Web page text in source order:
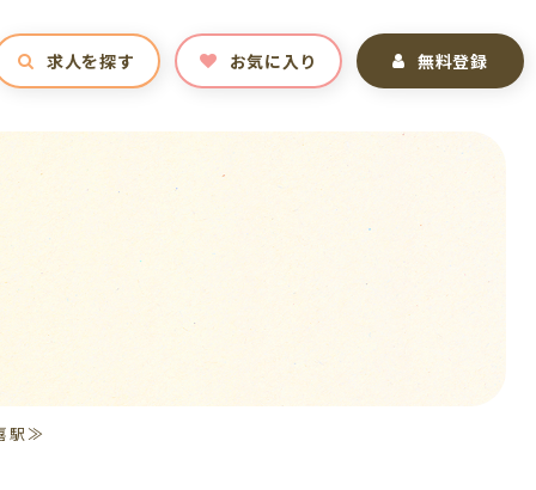
求人を探す お気に入り 無料登録
駅≫